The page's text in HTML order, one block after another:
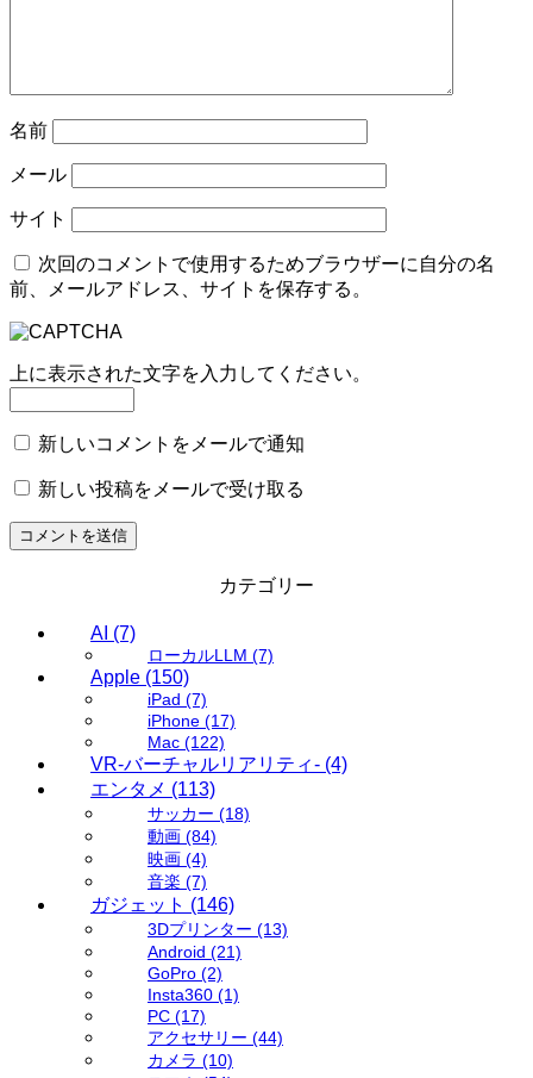
名前
メール
サイト
次回のコメントで使用するためブラウザーに自分の名
前、メールアドレス、サイトを保存する。
上に表示された文字を入力してください。
新しいコメントをメールで通知
新しい投稿をメールで受け取る
カテゴリー
AI (7)
ローカルLLM (7)
Apple (150)
iPad (7)
iPhone (17)
Mac (122)
VR-バーチャルリアリティ- (4)
エンタメ (113)
サッカー (18)
動画 (84)
映画 (4)
音楽 (7)
ガジェット (146)
3Dプリンター (13)
Android (21)
GoPro (2)
Insta360 (1)
PC (17)
アクセサリー (44)
カメラ (10)